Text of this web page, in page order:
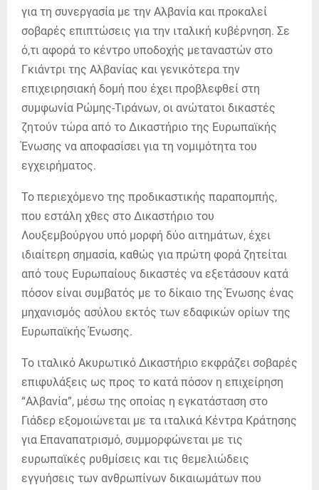
για τη συνεργασία με την Αλβανία και προκαλεί
σοβαρές επιπτώσεις για την ιταλική κυβέρνηση. Σε
ό,τι αφορά το κέντρο υποδοχής μεταναστών στο
Γκιάντρι της Αλβανίας και γενικότερα την
επιχειρησιακή δομή που έχει προβλεφθεί στη
συμφωνία Ρώμης-Τιράνων, οι ανώτατοι δικαστές
ζητούν τώρα από το Δικαστήριο της Ευρωπαϊκής
Ένωσης να αποφασίσει για τη νομιμότητα του
εγχειρήματος.
Το περιεχόμενο της προδικαστικής παραπομπής,
που εστάλη χθες στο Δικαστήριο του
Λουξεμβούργου υπό μορφή δύο αιτημάτων, έχει
ιδιαίτερη σημασία, καθώς για πρώτη φορά ζητείται
από τους Ευρωπαίους δικαστές να εξετάσουν κατά
πόσον είναι συμβατός με το δίκαιο της Ένωσης ένας
μηχανισμός ασύλου εκτός των εδαφικών ορίων της
Ευρωπαϊκής Ένωσης.
Το ιταλικό Ακυρωτικό Δικαστήριο εκφράζει σοβαρές
επιφυλάξεις ως προς το κατά πόσον η επιχείρηση
“Αλβανία”, μέσω της οποίας η εγκατάσταση στο
Γιάδερ εξομοιώνεται με τα ιταλικά Κέντρα Κράτησης
για Επαναπατρισμό, συμμορφώνεται με τις
ευρωπαϊκές ρυθμίσεις και τις θεμελιώδεις
εγγυήσεις των ανθρωπίνων δικαιωμάτων που